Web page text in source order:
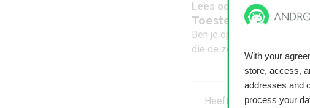
With your
store, access,
addresses and
process your
Lees ook:
De
Toestellen van
Ben je op zoek naar meer
die de zoekgigant heeft
Heeft dit artikel je